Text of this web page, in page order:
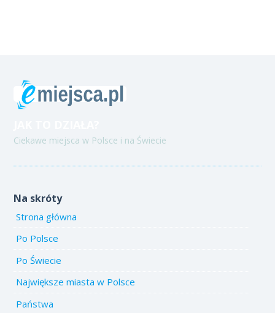
Ciekawe miejsca w Polsce i na Świecie
Na skróty
Strona główna
Po Polsce
Po Świecie
Największe miasta w Polsce
Państwa